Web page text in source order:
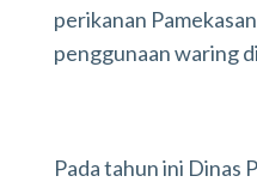
perikanan
penggunaan waring
Pada tahun ini Dinas